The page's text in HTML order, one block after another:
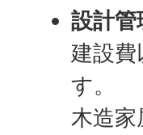
設計
建設
す。
木造家